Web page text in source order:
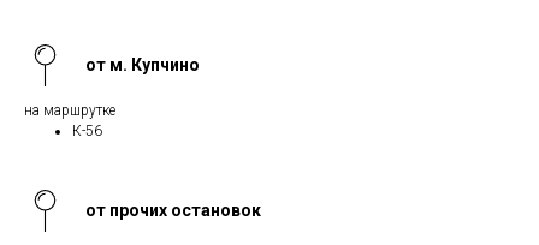
от м. Купчино
на маршрутке
К-56
от прочих остановок